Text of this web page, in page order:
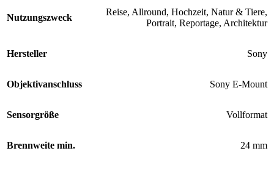
Nutzungszweck
Reise, Allround, Hochzeit, Natur & Tiere,
Portrait, Reportage, Architektur
Hersteller Sony
Objektivanschluss Sony E-Mount
Sensorgröße Vollformat
Brennweite min. 24 mm